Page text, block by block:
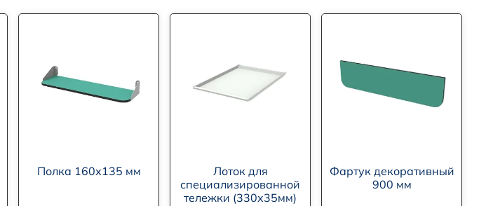
Полка 160х135 мм
Лоток для
специализированной
тележки (330х35мм)
Фартук декоративный
900 мм